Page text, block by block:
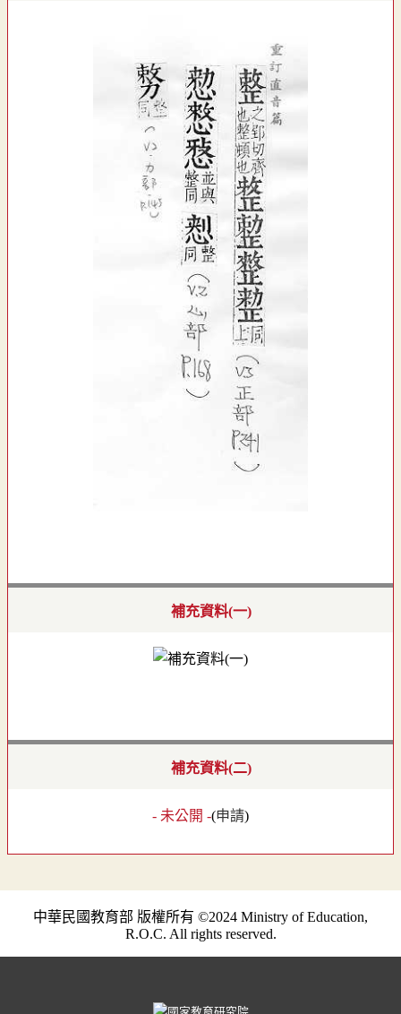
補充資料(一)
補充資料(二)
- 未公開 -(申請)
中華民國教育部 版權所有 ©2024 Ministry of Education,
R.O.C. All rights reserved.